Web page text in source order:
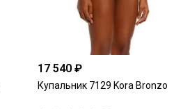
17 540 ₽
Купальник 7129 Kora Bronzo